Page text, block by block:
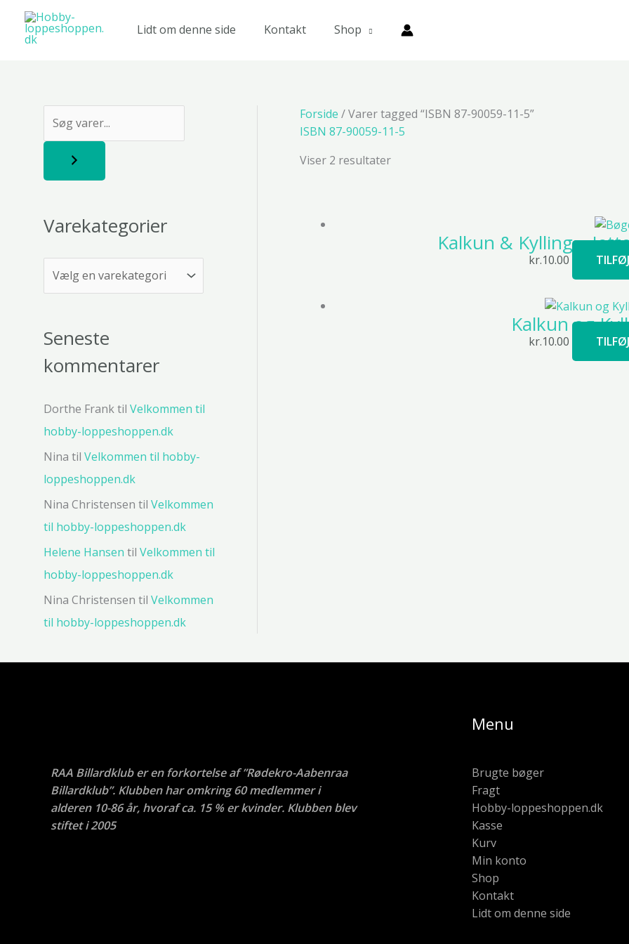
indholdet
Lidt om denne side Kontakt Shop
ø
Varekategorier
Seneste
kommentarer
Dorthe Franktil Velkommen til
hobby-loppeshoppen.dk
Nina til Velkommen til hobby-
loppeshoppen.dk
Nina Christensen til Velkommen
til hobby-loppeshoppen.dk
Helene Hansen til Velkommen til
hobby-loppeshoppen.dk
Nina Christensen til Velkommen
til hobby-loppeshoppen.dk
Forside / Varer tagged “ISBN 87-90059-11-5”
ISBN 87-90059-11-5
Viser 2 resultater
Kalkun & Kylling –
kr.10.00
Kalkun og
kr.10.00
RAA Billardklub er en forkortelse af ”Rødekro-Aabenraa
Billardklub”. Klubben har omkring 60 medlemmer i
alderen 10-86 år, hvoraf ca. 15 % er kvinder. Klubben blev
stiftet i 2005
Menu
Brugte bøger
Fragt
Hobby-loppeshoppen.dk
Kasse
Kurv
Min konto
Shop
Kontakt
Lidt om denne side